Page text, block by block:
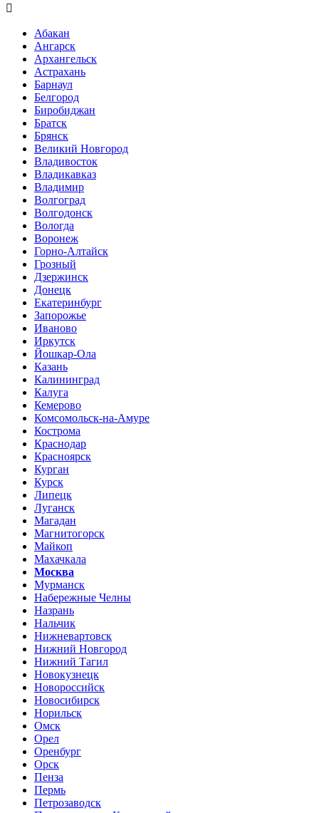

Абакан
Ангарск
Архангельск
Астрахань
Барнаул
Белгород
Биробиджан
Братск
Брянск
Великий Новгород
Владивосток
Владикавказ
Владимир
Волгоград
Волгодонск
Вологда
Воронеж
Горно-Алтайск
Грозный
Дзержинск
Донецк
Екатеринбург
Запорожье
Иваново
Иркутск
Йошкар-Ола
Казань
Калининград
Калуга
Кемерово
Комсомольск-на-Амуре
Кострома
Краснодар
Красноярск
Курган
Курск
Липецк
Луганск
Магадан
Магнитогорск
Майкоп
Махачкала
Москва
Мурманск
Набережные Челны
Назрань
Нальчик
Нижневартовск
Нижний Новгород
Нижний Тагил
Новокузнецк
Новороссийск
Новосибирск
Норильск
Омск
Орел
Оренбург
Орск
Пенза
Пермь
Петрозаводск